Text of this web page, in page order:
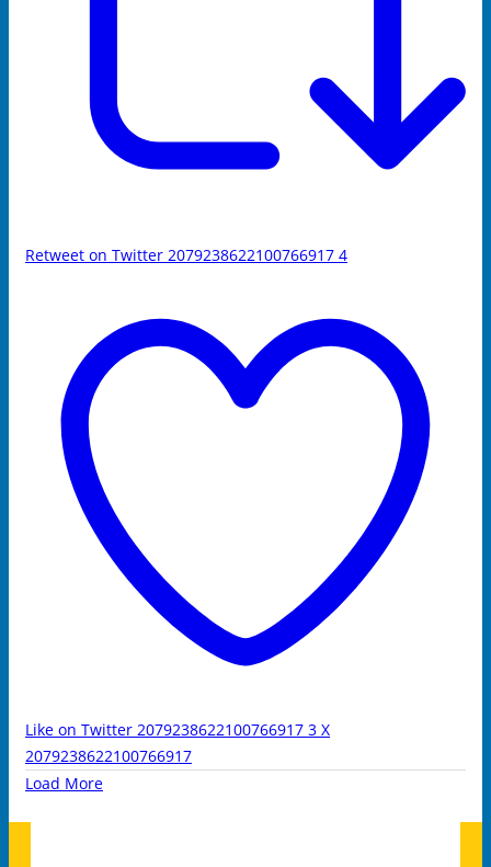
Retweet on Twitter 2079238622100766917 4
Like on Twitter 2079238622100766917 3 X
2079238622100766917
Load More